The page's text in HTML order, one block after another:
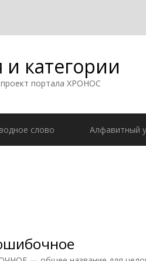
и категории
портала ХРОНОС
слово Алфавитный